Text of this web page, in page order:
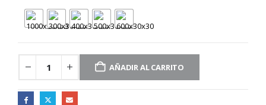
AÑADIR AL CARRITO